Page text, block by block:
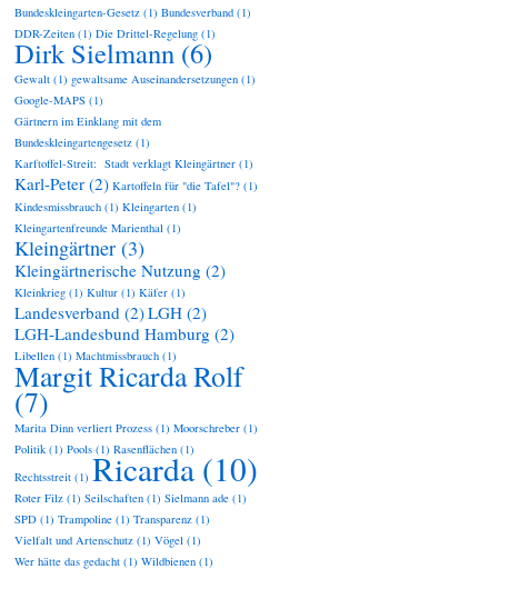
Bundeskleingarten-Gesetz (1) Bundesverband (1)
DDR-Zeiten (1) Die Drittel-Regelung (1)
Dirk Sielmann (6)
Gewalt (1) gewaltsame Auseinandersetzungen (1)
Google-MAPS (1)
Gärtnern im Einklang mit dem
Bundeskleingartengesetz (1)
Karftoffel-Streit: Stadt verklagt Kleingärtner (1)
Karl-Peter (2) Kartoffeln für "die Tafel"? (1)
Kindesmissbrauch (1) Kleingarten (1)
Kleingartenfreunde Marienthal (1)
Kleingärtner (3)
Kleingärtnerische Nutzung (2)
Kleinkrieg (1) Kultur (1) Käfer (1)
Landesverband (2)LGH (2)
LGH-Landesbund Hamburg (2)
Libellen (1) Machtmissbrauch (1)
Margit Ricarda Rolf
(7)
Marita Dinn verliert Prozess (1) Moorschreber (1)
Politik (1) Pools (1) Rasenflächen (1)
Rechtsstreit (1) Ricarda (10)
Roter Filz (1) Seilschaften (1) Sielmann ade (1)
SPD (1) Trampoline (1) Transparenz (1)
Vielfalt und Artenschutz (1) Vögel (1)
Wer hätte das gedacht (1) Wildbienen (1)